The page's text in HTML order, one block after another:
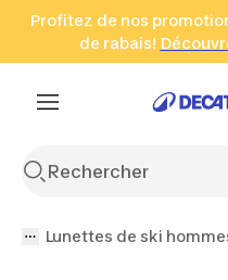
Aller à la recherche
Profitez de nos
de rabais!
en
(Zones
Lunettes de ski